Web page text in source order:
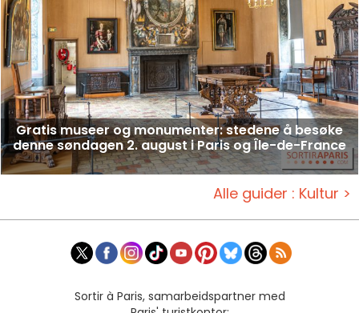
Gratis museer og monumenter: stedene å besøke
denne søndagen 2. august i Paris og Île-de-France
Alle guider : Kultur >
Sortir à Paris, samarbeidspartner med